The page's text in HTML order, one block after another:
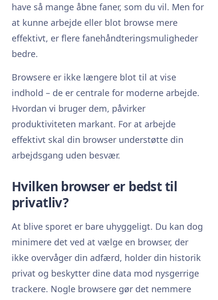
have så mange åbne faner, som du vil. Men for
at kunne arbejde eller blot browse mere
effektivt, er flere fanehåndteringsmuligheder
bedre.
Browsere er ikke længere blot til at vise
indhold – de er centrale for moderne arbejde.
Hvordan vi bruger dem, påvirker
produktiviteten markant. For at arbejde
effektivt skal din browser understøtte din
arbejdsgang uden besvær.
Hvilken browser er bedst til
privatliv?
At blive sporet er bare uhyggeligt. Du kan dog
minimere det ved at vælge en browser, der
ikke overvåger din adfærd, holder din historik
privat og beskytter dine data mod nysgerrige
trackere. Nogle browsere gør det nemmere